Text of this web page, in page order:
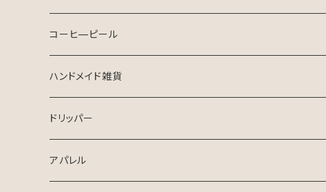
コーヒ—ピール
ハンドメイド雑貨
ドリッパー
アパレル